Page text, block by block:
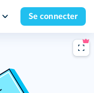
Se connecter